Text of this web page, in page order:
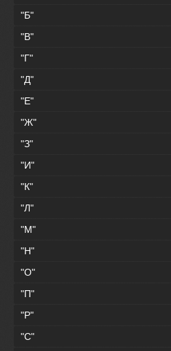
"Б"
"В"
"Г"
"Д"
"Е"
"Ж"
"З"
"И"
"К"
"Л"
"М"
"Н"
"О"
"П"
"Р"
"С"